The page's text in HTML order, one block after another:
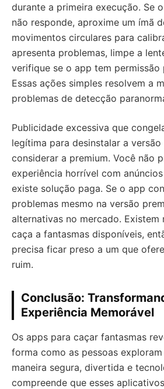
durante a primeira execução. Se
não responde, aproxime um ímã
movimentos circulares para
apresenta problemas, limpe a
verifique se o app tem permissão
Essas ações simples resolvem a
problemas de detecção
Publicidade excessiva que
legítima para desinstalar a
considerar a premium. Você não
experiência horrível com
existe solução paga. Se o app
problemas mesmo na versão
alternativas no mercado. Existem
caça a fantasmas disponíveis,
precisa ficar preso a um que
ruim.
Conclusão:
Experiência Memorável
Os apps para caçar fantasmas
forma como as pessoas
maneira segura, divertida e
compreende que esses